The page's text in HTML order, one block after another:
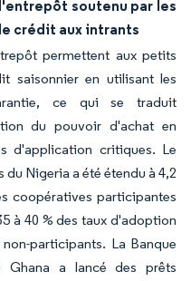
soutenu par les
crédit aux intrants
permettent aux petits
saisonnier en utilisant les
ce qui se traduit
du pouvoir d'achat en
d'application critiques. Le
Nigeria a été étendu à 4,2
coopératives participantes
à 40 % des taux d'adoption
participants. La Banque
Ghana a lancé des prêts